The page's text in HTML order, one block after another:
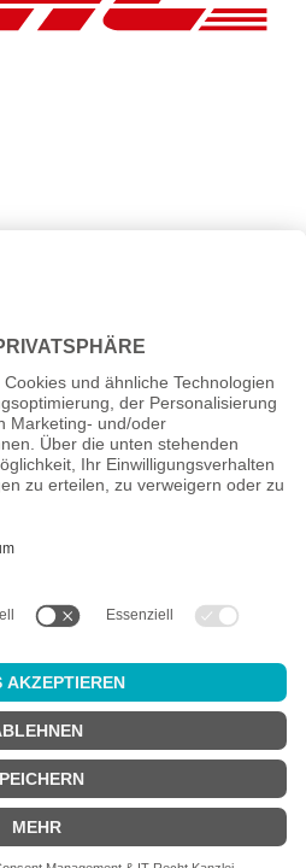
nicht anders angegeben.
zu nutzen, müssen Siemindestens